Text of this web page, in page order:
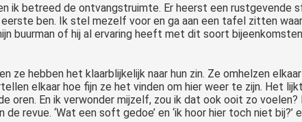
ik betreed de ontvangstruimte. Er heerst een rustgevende
ben. Ik stel mezelf voor en ga aan een tafel zitten
buurman of hij al ervaring heeft met dit soort
ze hebben het klaarblijkelijk naar hun zin. Ze omhelzen
elkaar hoe fijn ze het vinden om hier weer te zijn. Het
oren. En ik verwonder mijzelf, zou ik dat ook ooit zo voelen?
revue. ‘Wat een soft gedoe’ en ‘ik hoor hier toch niet bij?’